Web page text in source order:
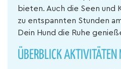
bieten. Auch die Seen und
zu entspannten Stunden
Dein Hund die Ruhe
ÜBERBLICK